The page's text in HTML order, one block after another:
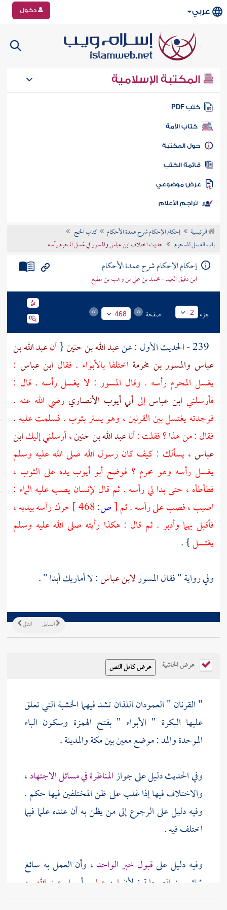
عربي دخول
المكتبة الإسلامية
كتب PDF
كتاب الأمة
المكتبة
الكتب
موضوعي
تراجم الأعلام
الرئيسية إحكام الإحكام شرح عمدة الأحكام
كتاب الحج
باب الغسل للمحرم
حديث اختلاف ابن عباس والمسور في غسل المحرم رأسه
إحكام الإحكام شرح عمدة الأحكام
ابن دقيق العيد - محمد بن علي بن وهب بن مطيع
جزء 2 صفحة 468
عبد الله بن حنين{أنعبد الله بن
عباس والمسور بن مخرمة اختلفا بالأبواء . فقال ابن عباس :
يغسل المحرم رأسه . وقال المسور : لا يغسل رأسه . قال :
فأرسلني ابن عباسإلى أبي أيوب الأنصاري رضي الله عنه .
فوجدته يغتسل بين القرنين ، وهو يستر بثوب . فسلمت عليه .
فقال : من هذا ؟ فقلت : أناعبد الله بن حنين، أرسلني إليكابن
عباس ، يسألك : كيف كان رسول الله صلى الله عليه وسلم
يغسل رأسه وهو محرم ؟ فوضع أبو أيوبيده على الثوب ،
فطأطأه ، حتى بدا لي رأسه . ثم قال لإنسان يصب عليه الماء :
اصبب ، فصب على رأسه . ثم[ص:
حرك رأسه بيديه ،
فأقبل بهما وأدبر . ثم قال : هكذا رأيته صلى الله عليه وسلم
يغتسل} .
وفي رواية " فقالالمسورلابن عباس: لا أماريك أبدا " .
التالي السابق
عرض الحاشية
" القرنان " العمودان اللذان تشد فيهما الخشبة التي تعلق
عليها البكرة " الأبواء " بفتح الهمزة وسكون الباء
الموحدة والمد : موضع معين بينمكةوالمدينة.
وفي الحديث دليل على جوازالمناظرة في مسائل الاجتهاد،
والاختلاف فيها إذا غلب على ظن المختلفين فيها حكم .
وفيه دليل على الرجوع إلى من يظن به أن عنده علما فيما
اختلف فيه .
وفيه دليل علىقبول خبر الواحد ، وأن العمل به سائغ
شائع بين الصحابة ; لأن ابن عباسأرسل عبد الله بن
حنينليستعلم له علم المسألة ، ومن ضرورته : قبول